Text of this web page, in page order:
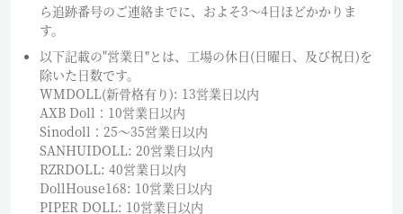
ら追跡番号のご連絡までに、およそ3〜4日ほどかかりま
す。
以下記載の"営業日"とは、工場の休日(日曜日、及び祝日)を
除いた日数です。
WMDOLL(新骨格有り): 13営業日以内
AXB Doll：10営業日以内
Sinodoll：25〜35営業日以内
SANHUIDOLL: 20営業日以内
RZRDOLL: 40営業日以内
DollHouse168: 10営業日以内
PIPER DOLL: 10営業日以内